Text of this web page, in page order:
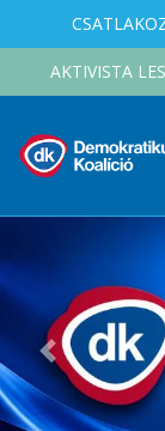
AKTIVISTA
Previous